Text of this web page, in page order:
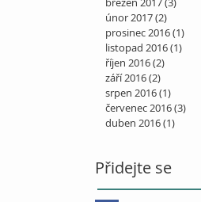
únor 2017(2)
prosinec 2016(1)
listopad 2016(1)
říjen 2016(2)
září 2016(2)
srpen 2016(1)
červenec 2016(3)
duben 2016(1)
Přidejte se